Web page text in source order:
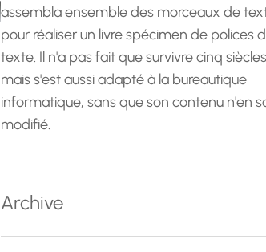
assembla ensemble des morceaux de
pour réaliser un livre spécimen de polices
texte. Il n'a pas fait que survivre cinq
mais s'est aussi adapté à la bureautique
informatique, sans que son contenu n'en
modifié.
Archive